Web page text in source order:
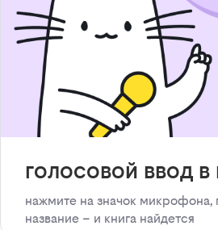
голосовой ввод в
нажмите на значок микрофона,
название – и книга найдется